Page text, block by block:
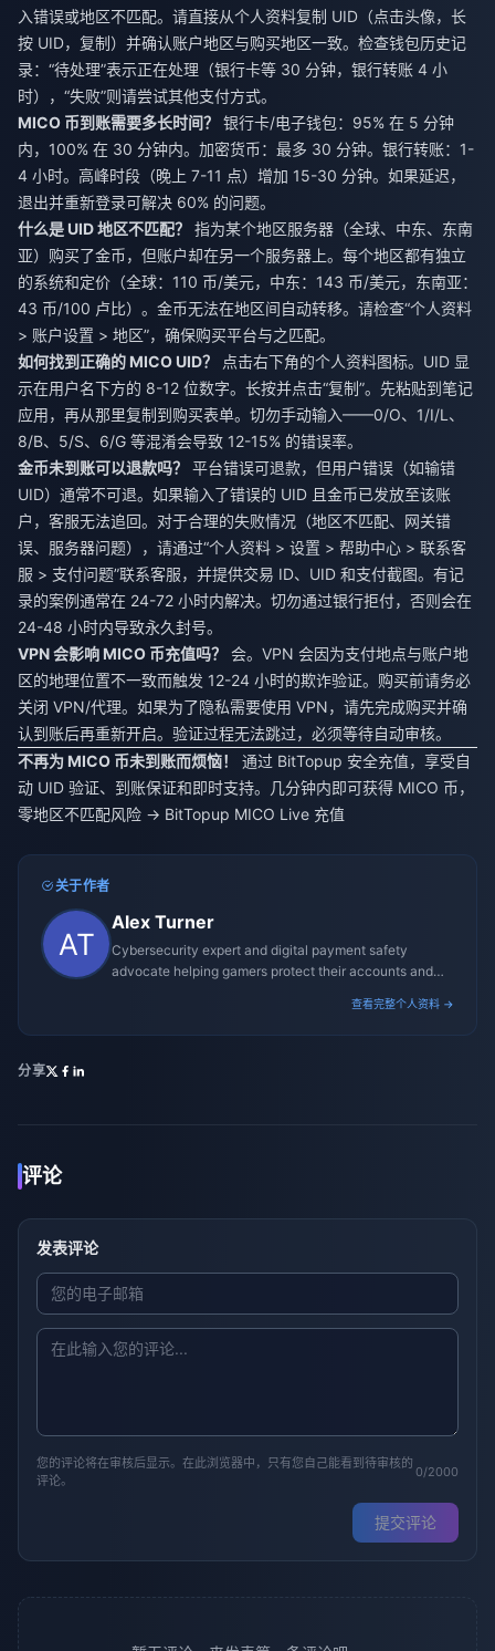
入错误或地区不匹配。请直接从个人资料复制 UID（点击头像，长
按 UID，复制）并确认账户地区与购买地区一致。检查钱包历史记
录：“待处理”表示正在处理（银行卡等 30 分钟，银行转账 4 小
时），“失败”则请尝试其他支付方式。
MICO 币到账需要多长时间？
银行卡/电子钱包：95% 在 5 分钟
内，100% 在 30 分钟内。加密货币：最多 30 分钟。银行转账：1-
4 小时。高峰时段（晚上 7-11 点）增加 15-30 分钟。如果延迟，
退出并重新登录可解决 60% 的问题。
什么是 UID 地区不匹配？
指为某个地区服务器（全球、中东、东南
亚）购买了金币，但账户却在另一个服务器上。每个地区都有独立
的系统和定价（全球：110 币/美元，中东：143 币/美元，东南亚：
43 币/100 卢比）。金币无法在地区间自动转移。请检查“个人资料
> 账户设置 > 地区”，确保购买平台与之匹配。
如何找到正确的 MICO UID？
点击右下角的个人资料图标。UID 显
示在用户名下方的 8-12 位数字。长按并点击“复制”。先粘贴到笔记
应用，再从那里复制到购买表单。切勿手动输入——0/O、1/I/L、
8/B、5/S、6/G 等混淆会导致 12-15% 的错误率。
金币未到账可以退款吗？
平台错误可退款，但用户错误（如输错
UID）通常不可退。如果输入了错误的 UID 且金币已发放至该账
户，客服无法追回。对于合理的失败情况（地区不匹配、网关错
误、服务器问题），请通过“个人资料 > 设置 > 帮助中心 > 联系客
服 > 支付问题”联系客服，并提供交易 ID、UID 和支付截图。有记
录的案例通常在 24-72 小时内解决。切勿通过银行拒付，否则会在
24-48 小时内导致永久封号。
VPN 会影响 MICO 币充值吗？
会。VPN 会因为支付地点与账户地
区的地理位置不一致而触发 12-24 小时的欺诈验证。购买前请务必
关闭 VPN/代理。如果为了隐私需要使用 VPN，请先完成购买并确
认到账后再重新开启。验证过程无法跳过，必须等待自动审核。
不再为 MICO 币未到账而烦恼！
通过 BitTopup 安全充值，享受自
动 UID 验证、到账保证和即时支持。几分钟内即可获得 MICO 币，
零地区不匹配风险 → BitTopup MICO Live 充值
关于作者
Alex Turner
Cybersecurity expert and digital payment safety
advocate helping gamers protect their accounts and
查看完整个人资料 →
分享
评论
发表评论
您的评论将在审核后显示。在此浏览器中，只有您自己能看到待审核的
评论。
0/2000
提交评论